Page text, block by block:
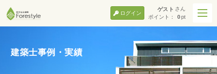
ゲスト さん
ポイント：
0pt
ログイン
建築士事例・実績